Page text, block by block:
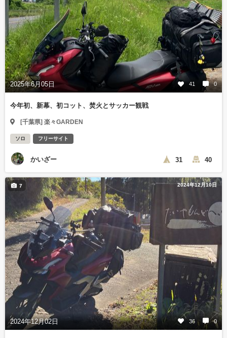
2025年6月05日 41 0
今年初、新幕、初コット、焚火とサッカー観戦
[千葉県] 楽々GARDEN
ソロ フリーサイト
かいざー 31 40
2024年12月10日
2024年12月02日 36 0
7